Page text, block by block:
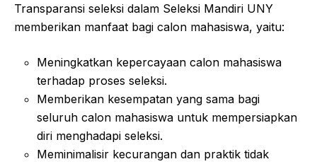
Transparansi seleksi dalam Seleksi Mandiri UNY
memberikan manfaat bagi calon mahasiswa, yaitu:
Meningkatkan kepercayaan calon mahasiswa
terhadap proses seleksi.
Memberikan kesempatan yang sama bagi
seluruh calon mahasiswa untuk mempersiapkan
diri menghadapi seleksi.
Meminimalisir kecurangan dan praktik tidak